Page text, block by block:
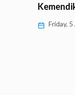
Friday,